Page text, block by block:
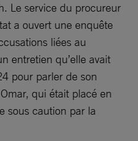
Le service du procureur
a ouvert une enquête
liées au
entretien qu’elle avait
pour parler de son
qui était placé en
sous caution par la